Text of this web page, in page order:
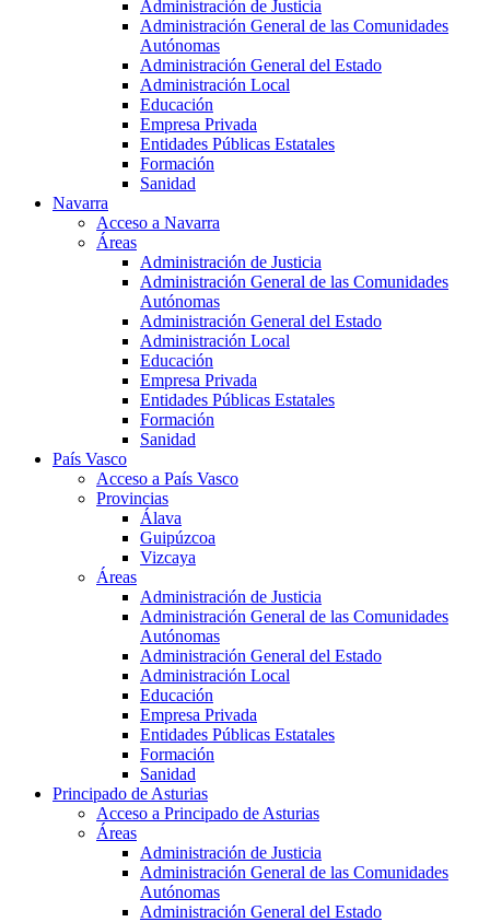
Administración de Justicia
Administración General de las Comunidades
Autónomas
Administración General del Estado
Administración Local
Educación
Empresa Privada
Entidades Públicas Estatales
Formación
Sanidad
Navarra
Acceso a Navarra
Áreas
Administración de Justicia
Administración General de las Comunidades
Autónomas
Administración General del Estado
Administración Local
Educación
Empresa Privada
Entidades Públicas Estatales
Formación
Sanidad
País Vasco
Acceso a País Vasco
Provincias
Álava
Guipúzcoa
Vizcaya
Áreas
Administración de Justicia
Administración General de las Comunidades
Autónomas
Administración General del Estado
Administración Local
Educación
Empresa Privada
Entidades Públicas Estatales
Formación
Sanidad
Principado de Asturias
Acceso a Principado de Asturias
Áreas
Administración de Justicia
Administración General de las Comunidades
Autónomas
Administración General del Estado